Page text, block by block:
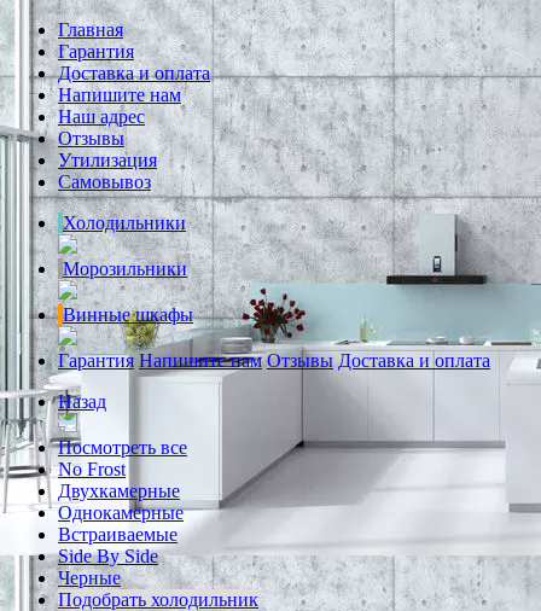
Главная
Гарантия
Доставка и оплата
Напишите нам
Наш адрес
Отзывы
Утилизация
Самовывоз
Холодильники
Морозильники
Винные шкафы
Гарантия Напишите нам Отзывы Доставка и оплата
Назад
Посмотреть все
No Frost
Двухкамерные
Однокамерные
Встраиваемые
Side By Side
Черные
Подобрать холодильник